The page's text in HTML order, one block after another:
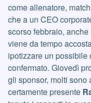
come allenatore,
che a un CEO
scorso febbraio,
viene da tempo
ipotizzare un possibile
confermato. Giovedì
gli sponsor, molti sono
certamente presente